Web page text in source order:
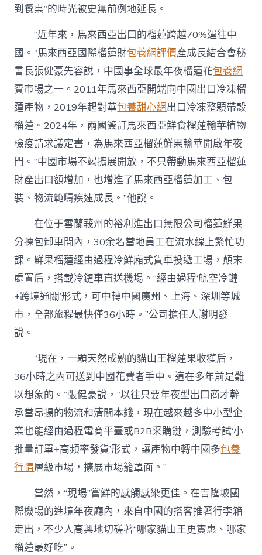
到餐桌”的時光被史無前例地延長。
“近年來，馬來西亞出口的榴蓮跨越70%運往中
國。”馬來西亞國際榴蓮財包養網評價產成長結合會秘
書長張健豪先容說，中國事全球最年夜榴蓮花包養網
費市場之一。2011年馬來西亞開端向中國出口冷凍榴
蓮產物，2019年起對華包養甜心網出口冷凍整顆帶殼
榴蓮。2024年，兩國簽訂馬來西亞鮮食榴蓮輸華植物
檢疫請求議定書，為馬來西亞榴蓮鮮果輸華開啟年夜
門。“中國市場不竭擴展開放，不只帶動馬來西亞榴蓮
財產出口額增加，也增進了馬來西亞榴蓮加工、包
裝、物流範疇疾速成長。”他說。
在位于雪蘭莪州的裕利進出口無限公司榴蓮鮮果
分揀包卸車間內，30余名當地員工在流水線上繁忙功
課。鮮果榴蓮經由過程冷鮮廂式貨車投遞工場，顛末
處置后，搭載冷鏈車直送機場。“經由過程‘航空冷鏈
+跨境通關’形式，可中轉中國廣州、上海、深圳等城
市，全部旅程最快僅36小時。”公司擔任人謝明發
說。
“現在，一顆天然成熟的貓山王榴蓮果收獲后，
36小時之內可送到中國花費者手中。這在多年前是難
以想象的。”張健豪說，“以往只要年夜型出口商才幹
承當昂揚的物流和清關本錢，現在越來越多中小型企
業也能經由過程電商平臺或B2B采購鏈，測驗考試‘小
批量訂單+高頻率發貨’形式，讓產物中轉中國多包養
行情層級市場，擴展市場籠罩面。”
當然，“現場”嘗鮮的感觸感染更佳。在吉隆坡國
際機場的進境年夜廳內，來自中國的搭客推著行李箱
走出，不少人高興地切磋著“哪家貓山王更實惠、哪家
榴蓮最好吃”。